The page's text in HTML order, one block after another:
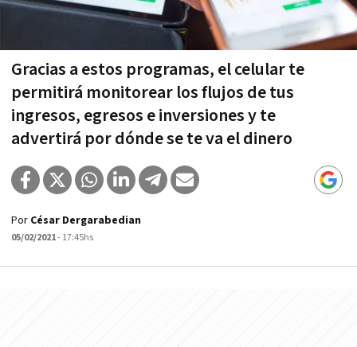
Gracias a estos programas, el celular te
permitirá monitorear los flujos de tus
ingresos, egresos e inversiones y te
advertirá por dónde se te va el dinero
Por César Dergarabedian
05/02/2021- 17:45hs